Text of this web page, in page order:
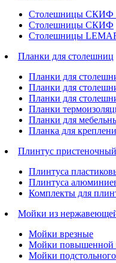
Столешницы СКИФ
Столешницы СКИФ
Столешницы
Планки для столешниц
Планки для
Планки для
Планки для
Планки
Планки для
Планка для
Плинтус пристеночный
Плинтуса
Плинтуса
Комплекты для
Мойки из
Мойки врезные
Мойки
Мойки